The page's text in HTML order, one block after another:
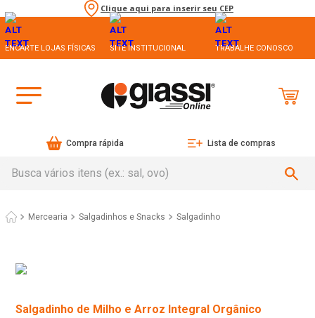
Clique aqui para inserir seu CEP
ENCARTE LOJAS FÍSICAS SITE INSTITUCIONAL TRABALHE CONOSCO
Compra rápida Lista de compras
Mercearia Salgadinhos e Snacks Salgadinho
Salgadinho de Milho e Arroz Integral Orgânico